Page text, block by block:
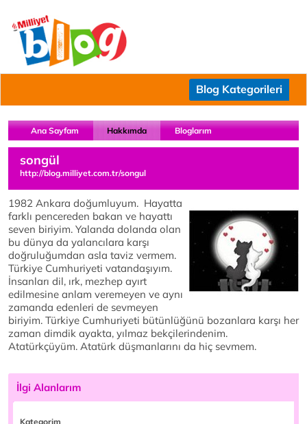
Blog Kategorileri
Ana Sayfam Hakkımda Bloglarım
songül
http://blog.milliyet.com.tr/songul
1982 Ankara doğumluyum. Hayatta
farklı pencereden bakan ve hayattı
seven biriyim. Yalanda dolanda olan
bu dünya da yalancılara karşı
doğruluğumdan asla taviz vermem.
Türkiye Cumhuriyeti vatandaşıyım.
İnsanları dil, ırk, mezhep ayırt
edilmesine anlam veremeyen ve aynı
zamanda edenleri de sevmeyen
biriyim. Türkiye Cumhuriyeti bütünlüğünü bozanlara karşı her
zaman dimdik ayakta, yılmaz bekçilerindenim.
Atatürkçüyüm. Atatürk düşmanlarını da hiç sevmem.
İlgi Alanlarım
Kategorim